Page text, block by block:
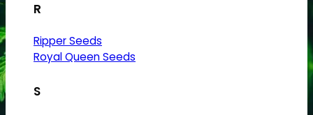
R
Ripper Seeds
Royal Queen Seeds
S